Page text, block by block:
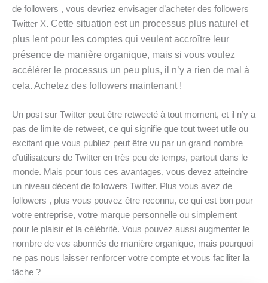
de followers , vous devriez envisager d’acheter des followers
Twitter X. Cette situation est un processus plus naturel et
plus lent pour les comptes qui veulent accroître leur
présence de manière organique, mais si vous voulez
accélérer le processus un peu plus, il n’y a rien de mal à
cela. Achetez des followers maintenant !
Un post sur Twitter peut être retweeté à tout moment, et il n’y a
pas de limite de retweet, ce qui signifie que tout tweet utile ou
excitant que vous publiez peut être vu par un grand nombre
d’utilisateurs de Twitter en très peu de temps, partout dans le
monde. Mais pour tous ces avantages, vous devez atteindre
un niveau décent de followers Twitter. Plus vous avez de
followers , plus vous pouvez être reconnu, ce qui est bon pour
votre entreprise, votre marque personnelle ou simplement
pour le plaisir et la célébrité. Vous pouvez aussi augmenter le
nombre de vos abonnés de manière organique, mais pourquoi
ne pas nous laisser renforcer votre compte et vous faciliter la
tâche ?